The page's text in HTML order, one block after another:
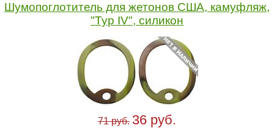
Шумопоглотитель для жетонов США, камуфляж,
"Typ IV", силикон
71 руб. 36 руб.